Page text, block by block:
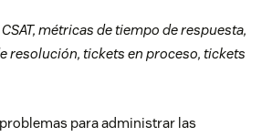
métricas de tiempo de respuesta,
resolución, tickets en proceso, tickets
para administrar las